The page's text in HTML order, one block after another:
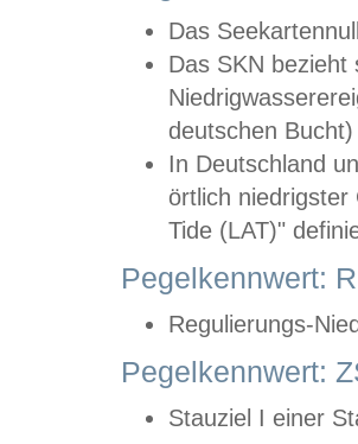
Das
Das SKN
deutschen
In Deutschland
örtlich
Tide (LAT)"
Pegelkennwert:
Regulierungs-
Pegelkennwert:
Stauziel I einer